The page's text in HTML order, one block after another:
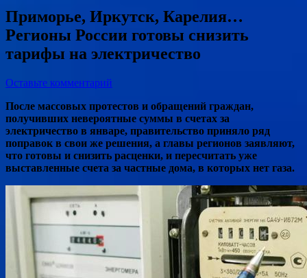
Приморье, Иркутск, Карелия…
Регионы России готовы снизить
тарифы на электричество
Оставьте комментарий
После массовых протестов и обращений граждан,
получивших невероятные суммы в счетах за
электричество в январе, правительство приняло ряд
поправок в свои же решения, а главы регионов заявляют,
что готовы и снизить расценки, и пересчитать уже
выставленные счета за частные дома, в которых нет газа.